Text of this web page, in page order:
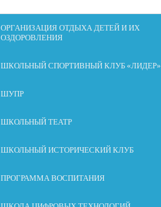
ОРГАНИЗАЦИЯ ОТДЫХА ДЕТЕЙ И ИХ
ОЗДОРОВЛЕНИЯ
ШКОЛЬНЫЙ СПОРТИВНЫЙ КЛУБ «ЛИДЕР»
ШУПР
ШКОЛЬНЫЙ ТЕАТР
ШКОЛЬНЫЙ ИСТОРИЧЕСКИЙ КЛУБ
ПРОГРАММА ВОСПИТАНИЯ